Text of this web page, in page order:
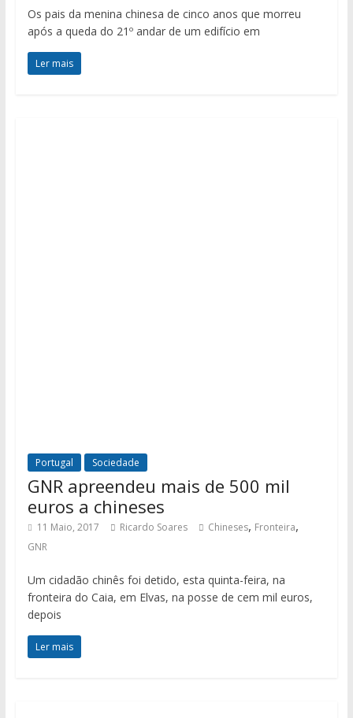
Os pais da menina chinesa de cinco anos que morreu
após a queda do 21º andar de um edifício em
Ler mais
Portugal Sociedade
GNR apreendeu mais de 500 mil
euros a chineses
11 Maio, 2017 Ricardo Soares Chineses, Fronteira,
GNR
Um cidadão chinês foi detido, esta quinta-feira, na
fronteira do Caia, em Elvas, na posse de cem mil euros,
depois
Ler mais